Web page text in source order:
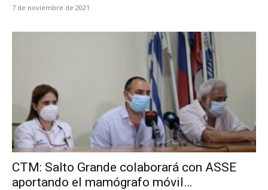
7 de noviembre de 2021
CTM: Salto Grande colaborará con ASSE
aportando el mamógrafo móvil…